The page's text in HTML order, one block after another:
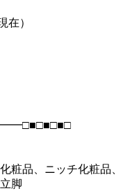
在）
粧品、ニッチ化粧品、
脚